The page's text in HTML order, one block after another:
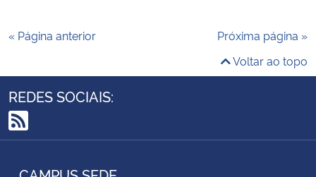
« Página anterior
Próxima página »
Voltar ao topo
REDES SOCIAIS:
RSS